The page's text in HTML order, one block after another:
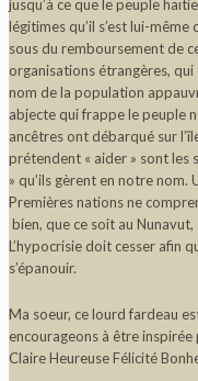
jusqu’à ce que le peuple
légitimes qu’il s’est lui-
sous du remboursement de
organisations étrangères,
nom de la population
abjecte qui frappe le peuple
ancêtres ont débarqué sur
prétendent « aider » sont les
» qu’ils gèrent en notre
Premières nations ne
bien, que ce soit au
L’hypocrisie doit cesser afin
s’épanouir.
Ma soeur, ce lourd fardeau
encourageons à être inspirée
Claire Heureuse Félicité